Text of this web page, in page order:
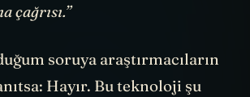
çağrısı.”
soruya araştırmacıların
Hayır. Bu teknoloji şu